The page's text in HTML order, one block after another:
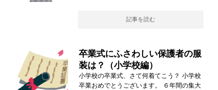
記事を読む
卒業式にふさわしい保護者の服
装は？（小学校編）
小学校の卒業式、さて何着てこう？ 小学校
卒業おめでとうございます。 ６年間の集大